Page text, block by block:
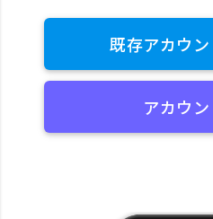
既存アカウ
アカウ